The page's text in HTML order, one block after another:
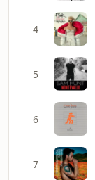
4
5
6
7